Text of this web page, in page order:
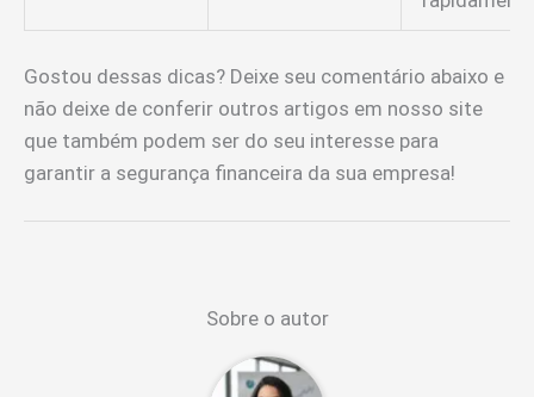
Gostou dessas dicas? Deixe seu comentário abaixo e
não deixe de conferir outros artigos em nosso site
que também podem ser do seu interesse para
garantir a segurança financeira da sua empresa!
Sobre o autor